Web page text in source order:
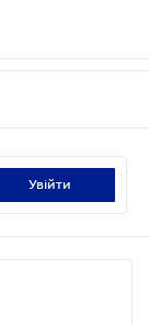
увійти